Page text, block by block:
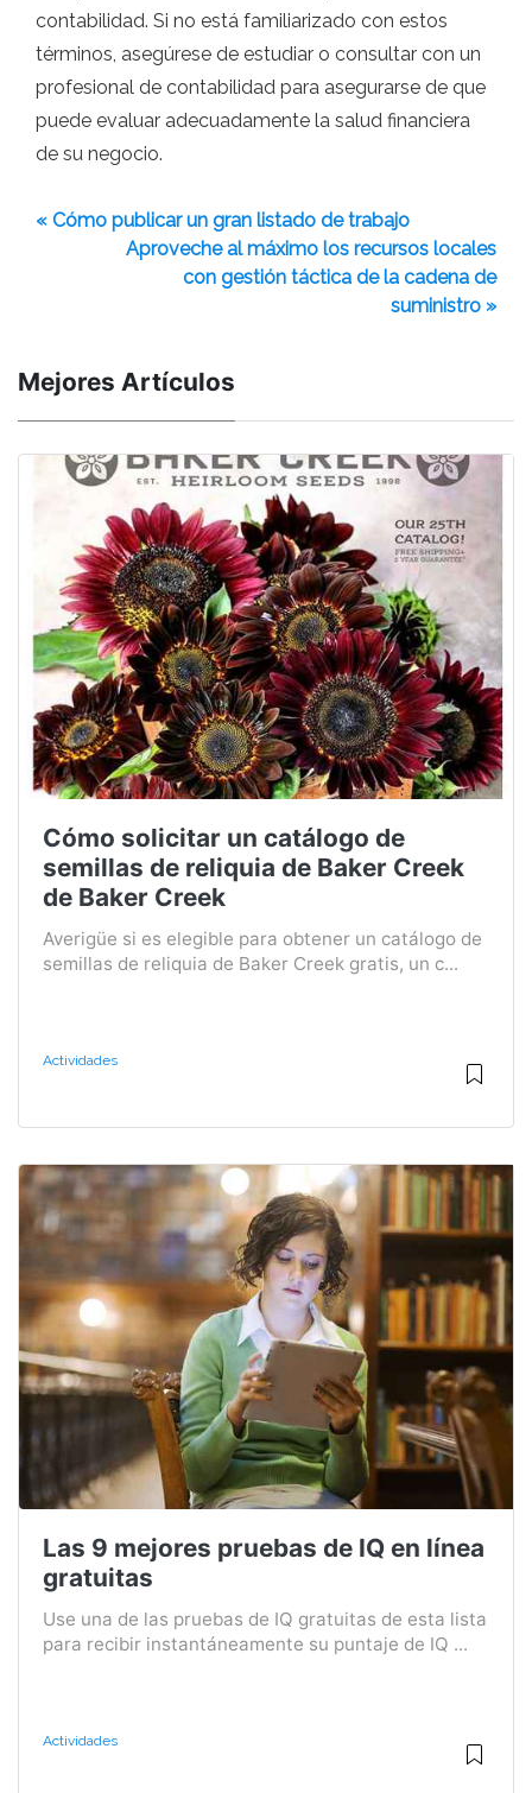
contabilidad. Si no está familiarizado con estos
términos, asegúrese de estudiar o consultar con un
profesional de contabilidad para asegurarse de que
puede evaluar adecuadamente la salud financiera
de su negocio.
« Cómo publicar un gran listado de trabajo
Aproveche al máximo los recursos locales
con gestión táctica de la cadena de
suministro »
Mejores Artículos
Cómo solicitar un catálogo de
semillas de reliquia de Baker Creek
de Baker Creek
Averigüe si es elegible para obtener un catálogo de
semillas de reliquia de Baker Creek gratis, un c...
Actividades
Las 9 mejores pruebas de IQ en línea
gratuitas
Use una de las pruebas de IQ gratuitas de esta lista
para recibir instantáneamente su puntaje de IQ ...
Actividades